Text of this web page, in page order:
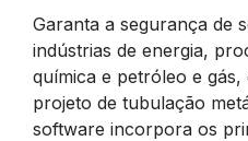
Garanta a segurança de
indústrias de energia,
química e petróleo e
projeto de tubulação
software incorpora os